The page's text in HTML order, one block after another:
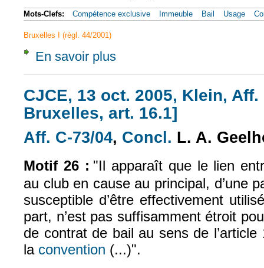
Mots-Clefs: Compétence exclusive Immeuble Bail Usage
Bruxelles I (règl. 44/2001)
En savoir plus
CJCE, 13 oct. 2005, Klein, Aff.
Bruxelles, art. 16.1]
Aff. C-73/04 (le lien est externe)
, Concl. (le lien est
L. A.
Motif 26 : "Il apparaît que le lien
au club en cause au principal, d’une
susceptible d’être effectivement
part, n’est pas suffisamment étroit
de contrat de bail au sens de
la convention (le lien est externe)
(...)".